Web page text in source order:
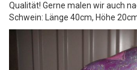
Qualität! Gerne malen wir auch
Schwein: Länge 40cm, Höhe